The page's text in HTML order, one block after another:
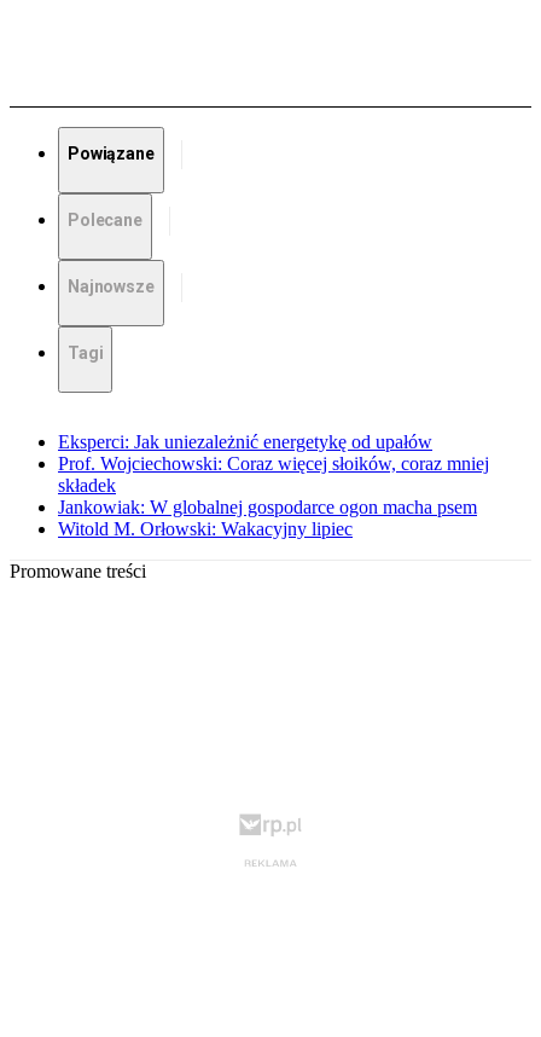
Powiązane
Polecane
Najnowsze
Tagi
Eksperci: Jak uniezależnić energetykę od upałów
Prof. Wojciechowski: Coraz więcej słoików, coraz mniej
składek
Jankowiak: W globalnej gospodarce ogon macha psem
Witold M. Orłowski: Wakacyjny lipiec
Promowane treści